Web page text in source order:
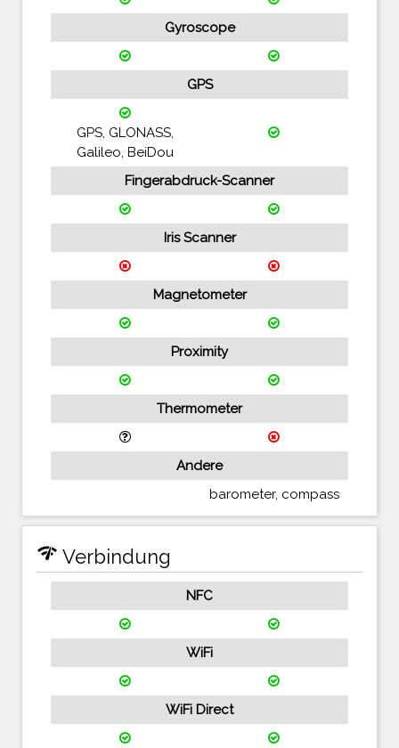
Gyroscope
GPS
GPS, GLONASS,
Galileo, BeiDou
Fingerabdruck-Scanner
Iris Scanner
Magnetometer
Proximity
Thermometer
Andere
barometer, compass
network_check Verbindung
NFC
WiFi
WiFi Direct